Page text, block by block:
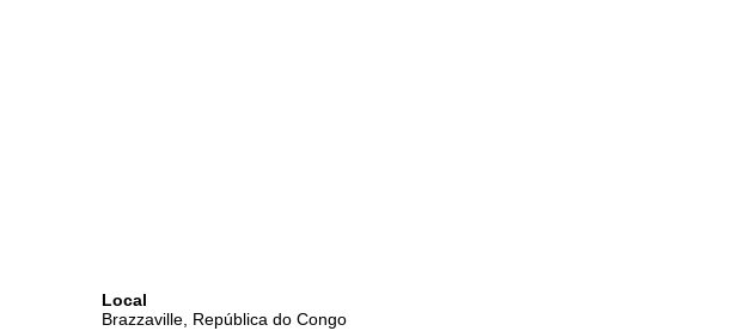
Local
Brazzaville, República do Congo